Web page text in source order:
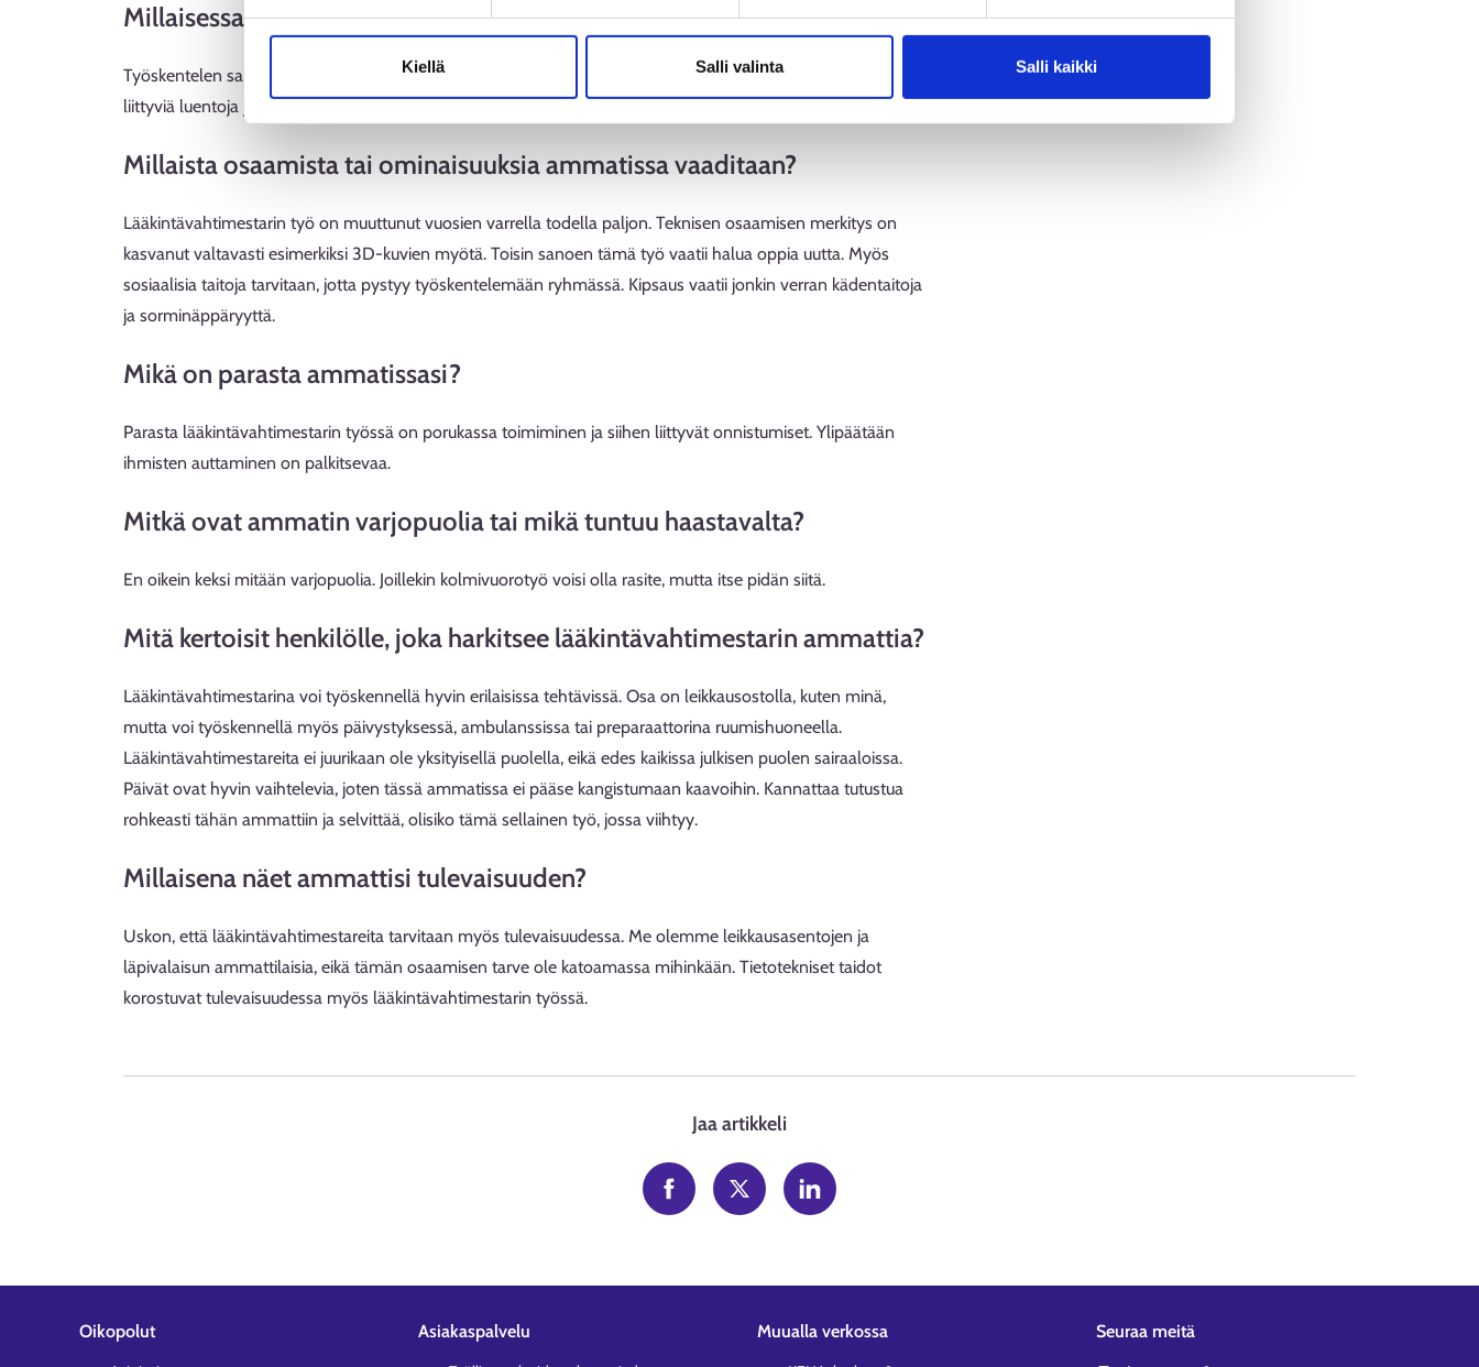
Kiellä Salli valinta Salli kaikki
Millaisessa työympäristössä tai millaisina työaikoina työskentelet?
Työskentelen sairaalaympäristössä ja teen kolmivuorotyötä. Lisäksi käyn pitämässä kuukausittain aiheeseen
liittyviä luentoja ja koulutuksia oppilaitoksissa ja muissa sairaaloissa.
Millaista osaamista tai ominaisuuksia ammatissa vaaditaan?
Lääkintävahtimestarin työ on muuttunut vuosien varrella todella paljon. Teknisen osaamisen merkitys on
kasvanut valtavasti esimerkiksi 3D-kuvien myötä. Toisin sanoen tämä työ vaatii halua oppia uutta. Myös
sosiaalisia taitoja tarvitaan, jotta pystyy työskentelemään ryhmässä. Kipsaus vaatii jonkin verran kädentaitoja
ja sorminäppäryyttä.
Mikä on parasta ammatissasi?
Parasta lääkintävahtimestarin työssä on porukassa toimiminen ja siihen liittyvät onnistumiset. Ylipäätään
ihmisten auttaminen on palkitsevaa.
Mitkä ovat ammatin varjopuolia tai mikä tuntuu haastavalta?
En oikein keksi mitään varjopuolia. Joillekin kolmivuorotyö voisi olla rasite, mutta itse pidän siitä.
Mitä kertoisit henkilölle, joka harkitsee lääkintävahtimestarin ammattia?
Lääkintävahtimestarina voi työskennellä hyvin erilaisissa tehtävissä. Osa on leikkausostolla, kuten minä,
mutta voi työskennellä myös päivystyksessä, ambulanssissa tai preparaattorina ruumishuoneella.
Lääkintävahtimestareita ei juurikaan ole yksityisellä puolella, eikä edes kaikissa julkisen puolen sairaaloissa.
Päivät ovat hyvin vaihtelevia, joten tässä ammatissa ei pääse kangistumaan kaavoihin. Kannattaa tutustua
rohkeasti tähän ammattiin ja selvittää, olisiko tämä sellainen työ, jossa viihtyy.
Millaisena näet ammattisi tulevaisuuden?
Uskon, että lääkintävahtimestareita tarvitaan myös tulevaisuudessa. Me olemme leikkausasentojen ja
läpivalaisun ammattilaisia, eikä tämän osaamisen tarve ole katoamassa mihinkään. Tietotekniset taidot
korostuvat tulevaisuudessa myös lääkintävahtimestarin työssä.
Jaa artikkeli
Oikopolut Asiakaspalvelu Muualla verkossa Seuraa meitä